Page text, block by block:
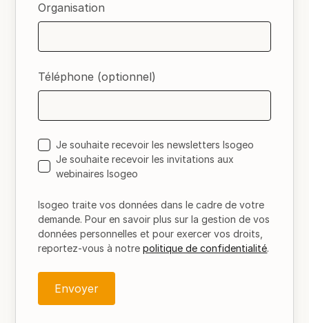
Organisation
Téléphone (optionnel)
Je souhaite recevoir les newsletters Isogeo
Je souhaite recevoir les invitations aux
webinaires Isogeo
Isogeo traite vos données dans le cadre de votre
demande. Pour en savoir plus sur la gestion de vos
données personnelles et pour exercer vos droits,
reportez-vous à notrepolitique de confidentialité.